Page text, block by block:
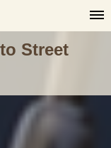
Street